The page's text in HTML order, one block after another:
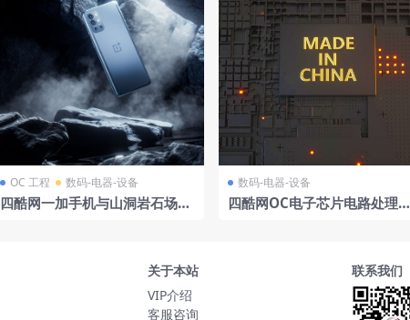
OC 工程 数码-电器-设备
四酷网一加手机与山洞岩石场景
数码-电器-设备
四酷网OC电子芯片电路处理器
关于本站
VIP介绍
客服咨询
联系我们